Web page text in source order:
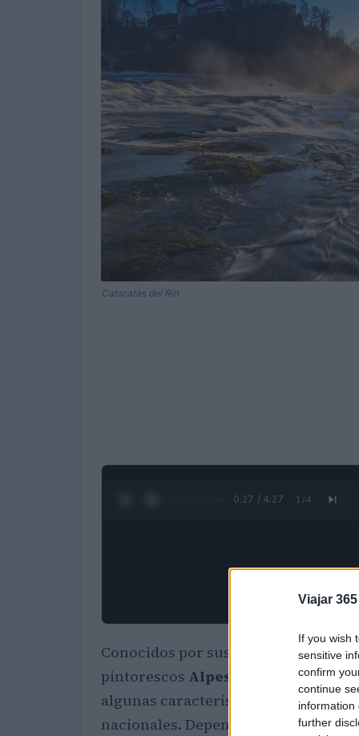
Viajar 365
If you wish
sensitive
confirm
continue
information
further
Cataratas del Rin
0:28 / 4:27 1 /4
Conocidos por sus montañas,
pintorescos Alpes de Suiza son un
algunas características únicas,
nacionales. Dependiendo de la